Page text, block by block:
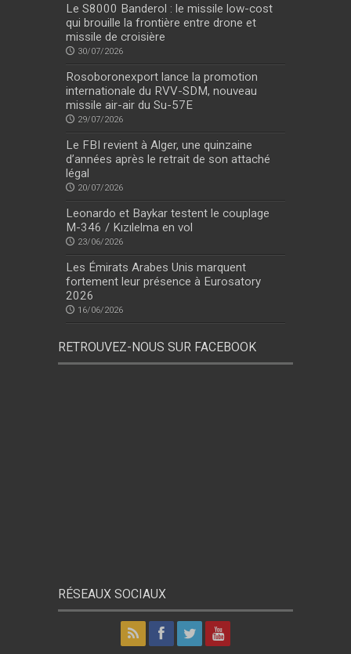
Le S8000 Banderol : le missile low-cost
qui brouille la frontière entre drone et
missile de croisière
30/07/2026
Rosoboronexport lance la promotion
internationale du RVV-SDM, nouveau
missile air-air du Su-57E
29/07/2026
Le FBI revient à Alger, une quinzaine
d’années après le retrait de son attaché
légal
20/07/2026
Leonardo et Baykar testent le couplage
M-346 / Kızılelma en vol
23/06/2026
Les Émirats Arabes Unis marquent
fortement leur présence à Eurosatory
2026
16/06/2026
RETROUVEZ-NOUS SUR FACEBOOK
RÉSEAUX SOCIAUX